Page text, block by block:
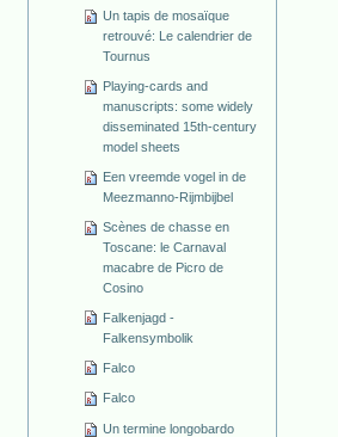
Un tapis de mosaïque
retrouvé: Le calendrier de
Tournus
Playing-cards and
manuscripts: some widely
disseminated 15th-century
model sheets
Een vreemde vogel in de
Meezmanno-Rijmbijbel
Scènes de chasse en
Toscane: le Carnaval
macabre de Picro de
Cosino
Falkenjagd -
Falkensymbolik
Falco
Falco
Un termine longobardo